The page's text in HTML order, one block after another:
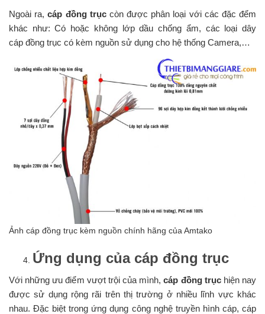
Ngoài ra,cáp đồng trụccòn được phân loại với các đặc đểm
khác như: Có hoặc không lớp dầu chống ẩm, các loại dây
cáp đồng trục có kèm nguồn sử dụng cho hệ thống Camera,…
Ảnh cáp đồng trục kèm nguồn chính hãng của Amtako
Ứng dụng của cáp đồng trục
Với những ưu điểm vượt trội của mình,cáp đồng trụchiện nay
được sử dụng rộng rãi trên thị trường ở nhiều lĩnh vực khác
nhau. Đặc biệt trong ứng dụng công nghệ truyền hình cáp, cáp